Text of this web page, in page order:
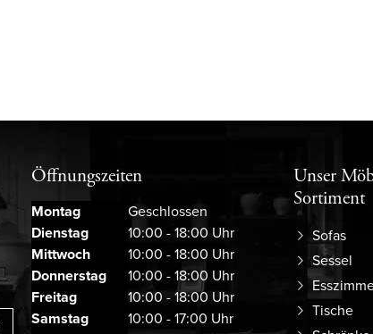
Öffnungszeiten
Montag
Geschlossen
Dienstag
10:00 - 18:00 Uhr
Mittwoch
10:00 - 18:00 Uhr
Donnerstag
10:00 - 18:00 Uhr
Freitag
10:00 - 18:00 Uhr
Samstag
10:00 - 17:00 Uhr
Unser
Sortiment
Sofas
Sessel
Tische